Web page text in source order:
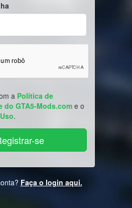
a Política de
do GTA5-Mods.com e o
.
Faça o login aqui.